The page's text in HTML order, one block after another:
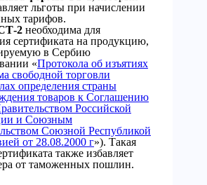
льготы при начислении
тарифов.
2 необходима для
сертификата на продукцию,
в Сербию
«Протокола об изъятиях
свободной торговли
определения страны
товаров к Соглашению
Российской
и Союзным
Союзной Республикой
от 28.08.2000 г»). Такая
также избавляет
от таможенных пошлин.